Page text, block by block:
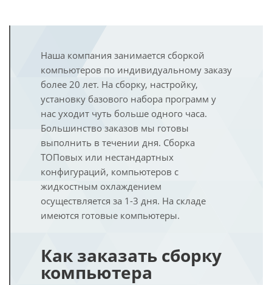
Наша компания занимается сборкой
компьютеров по индивидуальному заказу
более 20 лет. На сборку, настройку,
установку базового набора программ у
нас уходит чуть больше одного часа.
Большинство заказов мы готовы
выполнить в течении дня. Сборка
ТОПовых или нестандартных
конфигураций, компьютеров с
жидкостным охлаждением
осуществляется за 1-3 дня. На складе
имеются готовые компьютеры.
Как заказать сборку
компьютера